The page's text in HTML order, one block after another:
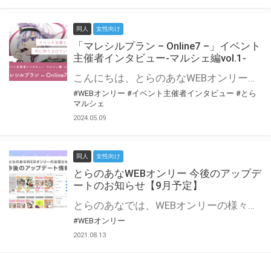
同人 女性向け
「マレシルプラン – Online7 –」イベント
主催者インタビュー-マルシェ編vol.1-
こんにちは、とらのあなWEBオンリー運営スタッフです。 新たにお届けする、イベント主催者インタビュー-マルシェ編-は、 とらのあなWEBオンリー「マルシェ」をご利用した主催様に 「マルシェ」を使って開催した感想や心がけをお聞きする企画です。 今回は、WEBオンリー開催7回目迎えた「マレシルプラン – Online7 –」より、 主催の玉川うた様にお話を伺いました。 ▼マレシルプランのインタビュー前回記事 「イベント主催者インタビュー vol.6」はこちら 協力：玉川うた様（マレシルプラン実行委員会 代表）／イベント公式Twitter（@mallesil_plan） とらのあなWEBオンリー「マルシェ」とは？ WEBオンリーでリアルタイムでコミュニケーションがとれるオンライン会場です。
#WEBオンリー #イベント主催者インタビュー #とら
マルシェ
2024.05.09
同人 女性向け
とらのあなWEBオンリー 今後のアップデ
ートのお知らせ【9月予定】
とらのあなでは、WEBオンリーの様々な支援を実施しています。 今回は2021年9月に実装を予定しているアップデート情報についてご紹介いたします。 とらのあなWEBオンリーサイトはこちら
#WEBオンリー
2021.08.13